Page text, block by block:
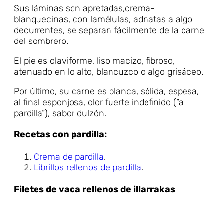
Sus láminas son apretadas,crema-
blanquecinas, con lamélulas, adnatas a algo
decurrentes, se separan fácilmente de la carne
del sombrero.
El pie es claviforme, liso macizo, fibroso,
atenuado en lo alto, blancuzco o algo grisáceo.
Por último, su carne es blanca, sólida, espesa,
al final esponjosa, olor fuerte indefinido (“a
pardilla”), sabor dulzón.
Recetas con pardilla:
Crema de pardilla.
Librillos rellenos de pardilla.
Filetes de vaca rellenos de illarrakas